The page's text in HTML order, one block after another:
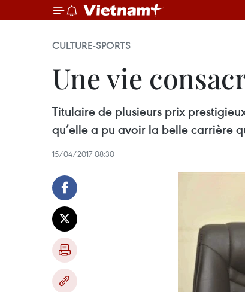
CULTURE-SPORTS
Une vie
Titulaire de plusieurs prix
qu’elle a pu avoir la belle carrière
15/04/2017 08:30